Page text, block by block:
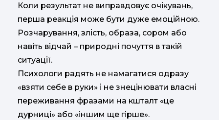
Коли результат не виправдовує очікувань,
перша реакція може бути дуже емоційною.
Розчарування, злість, образа, сором або
навіть відчай – природні почуття в такій
ситуації.
Психологи радять не намагатися одразу
«взяти себе в руки» і не знецінювати власні
переживання фразами на кшталт «це
дурниці» або «іншим ще гірше».